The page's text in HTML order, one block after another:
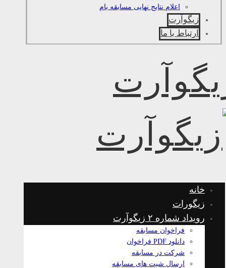
اعلام نتایج نهایی مسابقه بام
زیگوآرت
ارتباط با ما
خانه
زیگورات
رویداد شماره ۲ زیگوآرت
فراخوان مسابقه
دانلود PDF فراخوان
شرکت در مسابقه
ارسال شیت های مسابقه